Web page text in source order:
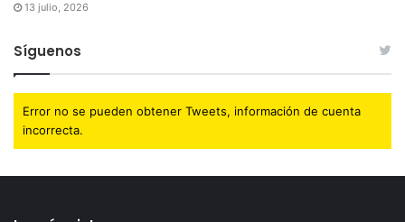
13 julio, 2026
Síguenos
Error no se pueden obtener Tweets, información de cuenta
incorrecta.